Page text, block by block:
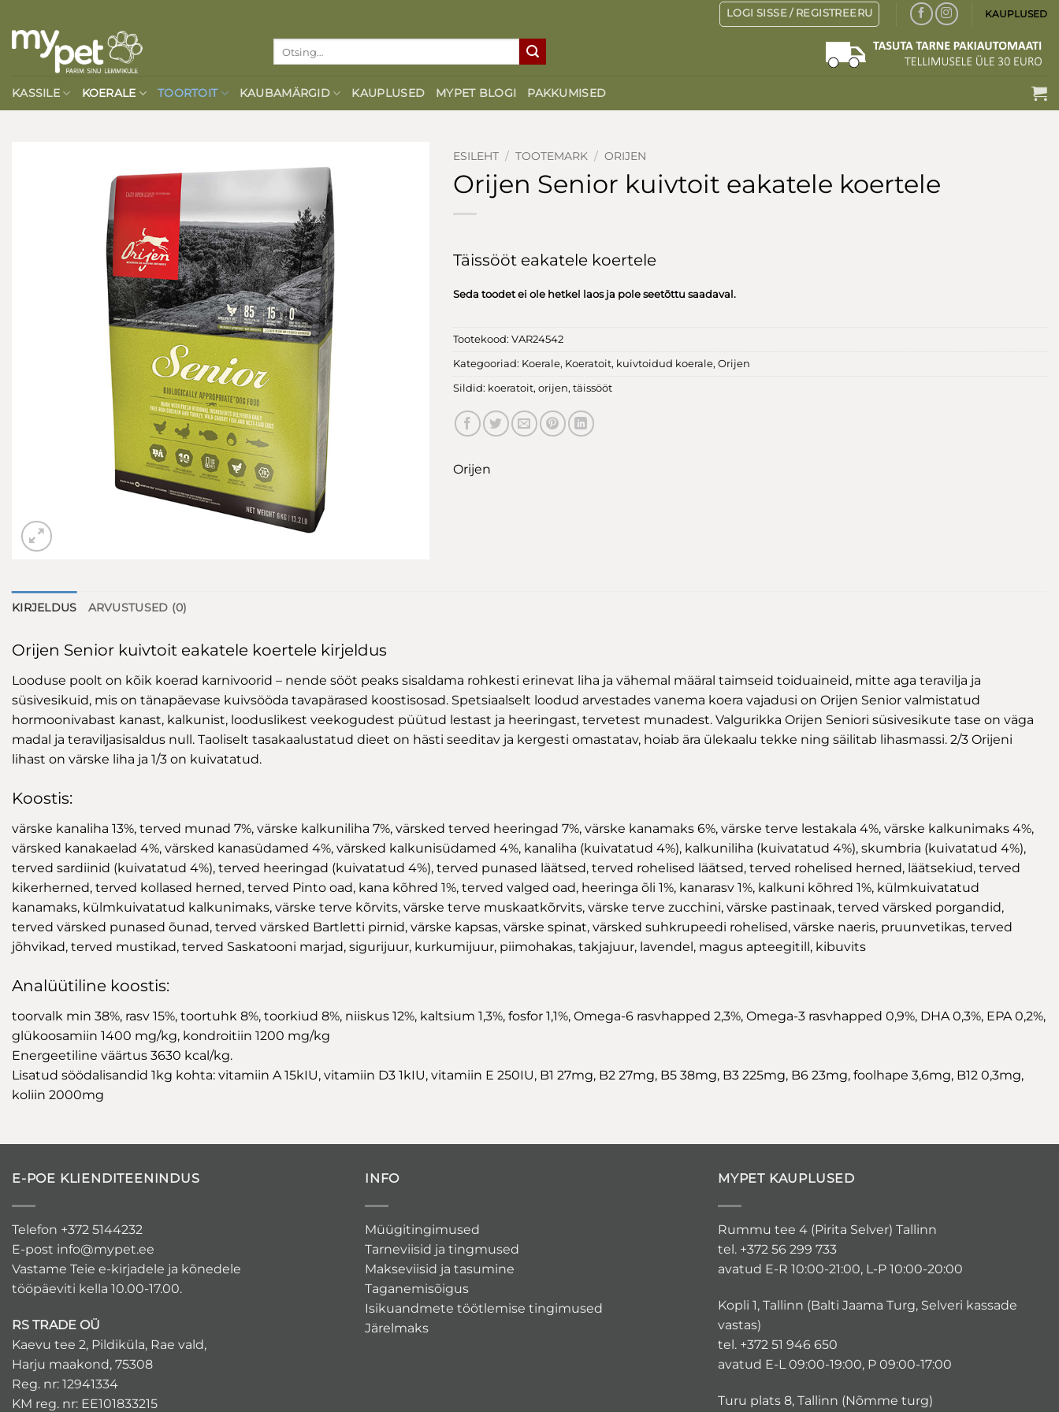
to
content
LOGI SISSE / REGISTREERU KAUPLUSED
KASSILE KOERALE TOORTOIT KAUBAMÄRGID KAUPLUSED MYPET BLOGI PAKKUMISED
ESILEHT / TOOTEMARK / ORIJEN
Orijen Senior kuivtoit eakatele koertele
Täissööt eakatele koertele
Seda toodet ei ole hetkel laos ja pole seetõttu saadaval.
Tootekood: VAR24542
Kategooriad: Koerale, Koeratoit, kuivtoidud koerale, Orijen
Sildid: koeratoit, orijen, täissööt
Orijen
KIRJELDUS ARVUSTUSED (0)
Orijen Senior kuivtoit eakatele koertele kirjeldus
Looduse poolt on kõik koerad karnivoorid – nende sööt peaks sisaldama rohkesti erinevat liha ja vähemal määral taimseid toiduaineid, mitte aga teravilja ja
süsivesikuid, mis on tänapäevase kuivsööda tavapärased koostisosad. Spetsiaalselt loodud arvestades vanema koera vajadusi on Orijen Senior valmistatud
hormoonivabast kanast, kalkunist, looduslikest veekogudest püütud lestast ja heeringast, tervetest munadest. Valgurikka Orijen Seniori süsivesikute tase on väga
madal ja teraviljasisaldus null. Taoliselt tasakaalustatud dieet on hästi seeditav ja kergesti omastatav, hoiab ära ülekaalu tekke ning säilitab lihasmassi. 2/3 Orijeni
lihast on värske liha ja 1/3 on kuivatatud.
Koostis:
värske kanaliha 13%, terved munad 7%, värske kalkuniliha 7%, värsked terved heeringad 7%, värske kanamaks 6%, värske terve lestakala 4%, värske kalkunimaks 4%,
värsked kanakaelad 4%, värsked kanasüdamed 4%, värsked kalkunisüdamed 4%, kanaliha (kuivatatud 4%), kalkuniliha (kuivatatud 4%), skumbria (kuivatatud 4%),
terved sardiinid (kuivatatud 4%), terved heeringad (kuivatatud 4%), terved punased läätsed, terved rohelised läätsed, terved rohelised herned, läätsekiud, terved
kikerherned, terved kollased herned, terved Pinto oad, kana kõhred 1%, terved valged oad, heeringa õli 1%, kanarasv 1%, kalkuni kõhred 1%, külmkuivatatud
kanamaks, külmkuivatatud kalkunimaks, värske terve kõrvits, värske terve muskaatkõrvits, värske terve zucchini, värske pastinaak, terved värsked porgandid,
terved värsked punased õunad, terved värsked Bartletti pirnid, värske kapsas, värske spinat, värsked suhkrupeedi rohelised, värske naeris, pruunvetikas, terved
jõhvikad, terved mustikad, terved Saskatooni marjad, sigurijuur, kurkumijuur, piimohakas, takjajuur, lavendel, magus apteegitill, kibuvits
Analüütiline koostis:
toorvalk min 38%, rasv 15%, toortuhk 8%, toorkiud 8%, niiskus 12%, kaltsium 1,3%, fosfor 1,1%, Omega-6 rasvhapped 2,3%, Omega-3 rasvhapped 0,9%, DHA 0,3%, EPA 0,2%,
glükoosamiin 1400 mg/kg, kondroitiin 1200 mg/kg
Energeetiline väärtus 3630 kcal/kg.
Lisatud söödalisandid 1kg kohta: vitamiin A 15kIU, vitamiin D3 1kIU, vitamiin E 250IU, B1 27mg, B2 27mg, B5 38mg, B3 225mg, B6 23mg, foolhape 3,6mg, B12 0,3mg,
koliin 2000mg
E-POE KLIENDITEENINDUS
Telefon +372 5144232
E-post info@mypet.ee
Vastame Teie e-kirjadele ja kõnedele
tööpäeviti kella 10.00-17.00.
RS TRADE OÜ
Kaevu tee 2, Pildiküla, Rae vald,
Harju maakond, 75308
Reg. nr: 12941334
KM reg. nr: EE101833215
INFO
Müügitingimused
Tarneviisid ja tingmused
Makseviisid ja tasumine
Taganemisõigus
Isikuandmete töötlemise tingimused
Järelmaks
MYPET KAUPLUSED
Rummu tee 4 (Pirita Selver) Tallinn
tel. +372 56 299 733
avatud E-R 10:00-21:00, L-P 10:00-20:00
Kopli 1, Tallinn (Balti Jaama Turg, Selveri kassade
vastas)
tel. +372 51 946 650
avatud E-L 09:00-19:00, P 09:00-17:00
Turu plats 8, Tallinn (Nõmme turg)